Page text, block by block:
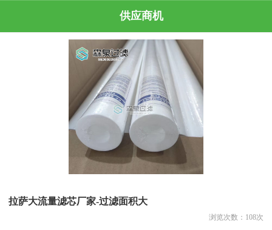
供应商机
拉萨大流量滤芯厂家-过滤面积大
浏览次数： 108次